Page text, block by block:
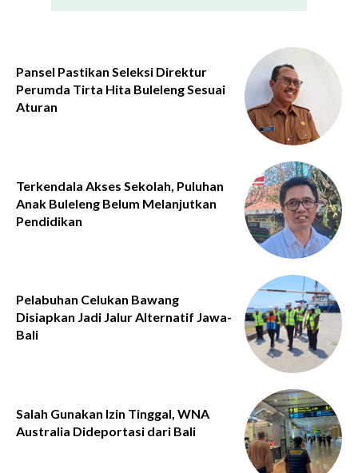
Pansel Pastikan Seleksi Direktur
Perumda Tirta Hita Buleleng Sesuai
Aturan
Terkendala Akses Sekolah, Puluhan
Anak Buleleng Belum Melanjutkan
Pendidikan
Pelabuhan Celukan Bawang
Disiapkan Jadi Jalur Alternatif Jawa-
Bali
Salah Gunakan Izin Tinggal, WNA
Australia Dideportasi dari Bali